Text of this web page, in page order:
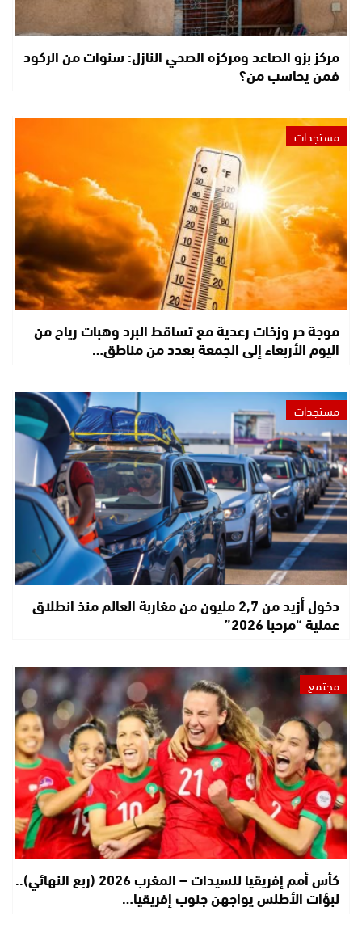
مركز بزو الصاعد ومركزه الصحي النازل: سنوات من الركود
فمن يحاسب من؟
مستجدات
موجة حر وزخات رعدية مع تساقط البرد وهبات رياح من
اليوم الأربعاء إلى الجمعة بعدد من مناطق…
مستجدات
دخول أزيد من 2,7 مليون من مغاربة العالم منذ انطلاق
عملية “مرحبا 2026”
مجتمع
كأس أمم إفريقيا للسيدات – المغرب 2026 (ربع النهائي)..
لبؤات الأطلس يواجهن جنوب إفريقيا…